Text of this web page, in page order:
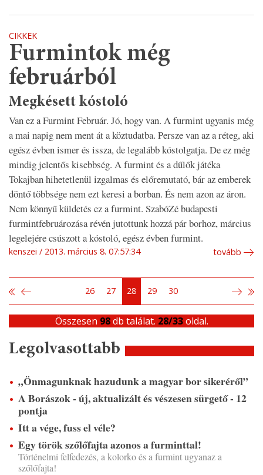
CIKKEK
Furmintok még
februárból
Megkésett kóstoló
Van ez a Furmint Február. Jó, hogy van. A furmint ugyanis még
a mai napig nem ment át a köztudatba. Persze van az a réteg, aki
egész évben ismer és issza, de legalább kóstolgatja. De ez még
mindig jelentős kisebbség. A furmint és a dűlők játéka
Tokajban hihetetlenül izgalmas és előremutató, bár az emberek
döntő többsége nem ezt keresi a borban. És nem azon az áron.
Nem könnyű küldetés ez a furmint. SzabóZé budapesti
furmintfebruározása révén jutottunk hozzá pár borhoz, március
legelejére csúszott a kóstoló, egész évben furmint.
kenszei 2013. március 8. 07:57:34 tovább
26 27 28 29 30
Összesen 98db találat. 28/33oldal.
Legolvasottabb
„Önmagunknak hazudunk a magyar bor sikeréről”
A Borászok - új, aktualizált és vészesen sürgető - 12
pontja
Itt a vége, fuss el véle?
Egy török szőlőfajta azonos a furminttal!
Történelmi felfedezés, a kolorko és a furmint ugyanaz a
szőlőfajta!